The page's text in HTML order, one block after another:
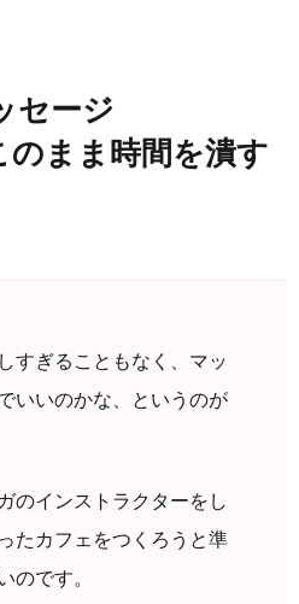
セージ
のまま時間を潰す
すぎることもなく、マッ
いいのかな、というのが
のインストラクターをし
たカフェをつくろうと準
のです。